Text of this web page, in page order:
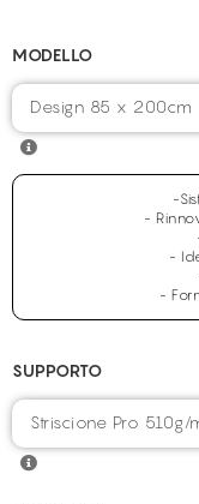
MODELLO
Design 85 x 200cm
-
-
-
-
SUPPORTO
Striscione Pro 510g/